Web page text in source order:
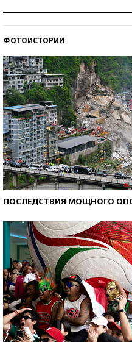
ФОТОИСТОРИИ
ПОСЛЕДСТВИЯ МОЩНОГО